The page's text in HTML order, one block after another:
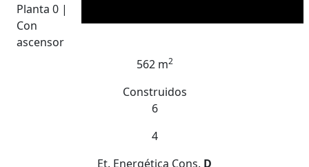
Planta 0 |
Con
ascensor
562 m2
Construidos
6
4
Et. Energética Cons. D